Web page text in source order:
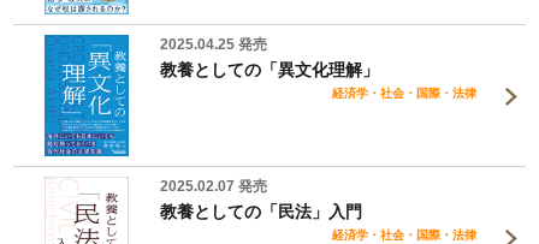
2025.04.25 発売
教養としての「異文化理解」
経済学・社会・国際・法律
2025.02.07 発売
教養としての「民法」入門
経済学・社会・国際・法律